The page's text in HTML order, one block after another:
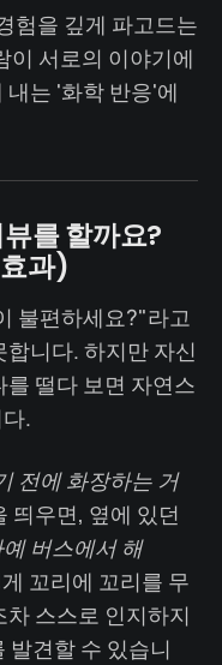
험을 깊게 파고드는
이 서로의 이야기에
는 '화학 반응'에
를 할까요?
과)
불편하세요?"라고
니다. 하지만 자신
떨다 보면 자연스
.
전에 화장하는 거
띄우면, 옆에 있던
버스에서 해
꼬리에 꼬리를 무
스스로 인지하지
발견할 수 있습니